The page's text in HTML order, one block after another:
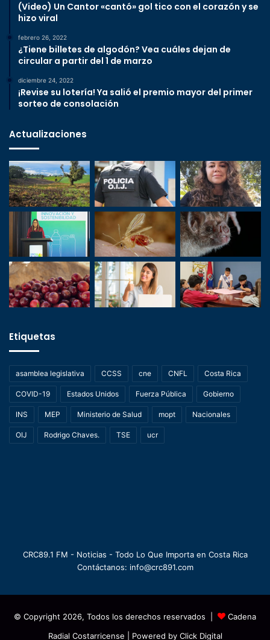
(Video) Un Cantor «cantó» gol tico con el corazón y se
hizo viral
febrero 26, 2022
¿Tiene billetes de algodón? Vea cuáles dejan de
circular a partir del 1 de marzo
diciembre 24, 2022
¡Revise su lotería! Ya salió el premio mayor del primer
sorteo de consolación
Actualizaciones
Etiquetas
asamblea legislativa CCSS cne CNFL Costa Rica
COVID-19 Estados Unidos Fuerza Pública Gobierno
INS MEP Ministerio de Salud mopt Nacionales
OIJ Rodrigo Chaves. TSE ucr
CRC89.1 FM - Noticias - Todo Lo Que Importa en Costa Rica
Contáctanos: info@crc891.com
© Copyright 2026, Todos los derechos reservados |
Cadena
Radial Costarricense | Powered by Click Digital